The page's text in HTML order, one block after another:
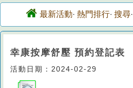
最新活動· 熱門排行· 搜尋·
幸康按摩舒壓 預約登記表
活動日期：2024-02-29